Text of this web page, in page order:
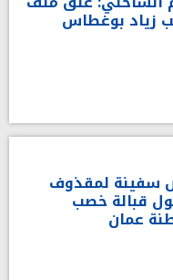
زياد بوغطاس
سفينة لمقذوف
قبالة خصب
عمان